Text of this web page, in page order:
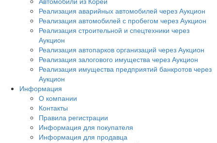
Реализация аварийных автомобилей через Аукцион
Реализация автомобилей с пробегом через Аукцион
Реализация строительной и спецтехники через
Аукцион
Реализация автопарков организаций через Аукцион
Реализация залогового имущества через Аукцион
Реализация имущества предприятий банкротов через
Аукцион
Информация
О компании
Контакты
Правила регистрации
Информация для покупателя
Информация для продавца